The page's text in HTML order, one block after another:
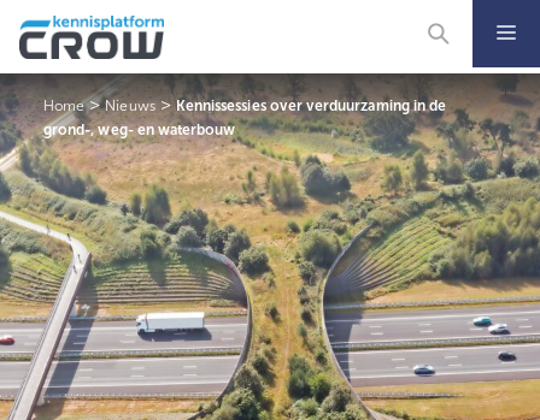
naar
de
inhoud
Home>Nieuws>Kennissessies over verduurzaming in de
grond-, weg- en waterbouw